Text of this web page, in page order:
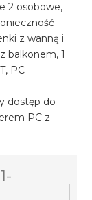
2 osobowe,
z wanną i
balkonem, 1
PC
dostęp do
PC z